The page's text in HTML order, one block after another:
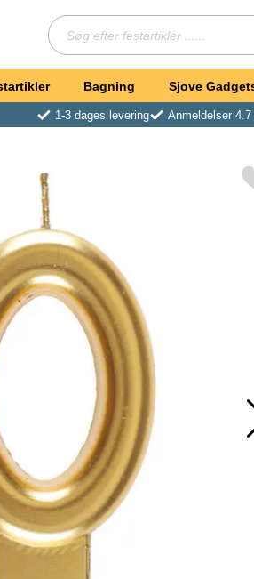
Søg
Bagning Sjove
1-3 dages levering Anmeldelser
Markér kagelys